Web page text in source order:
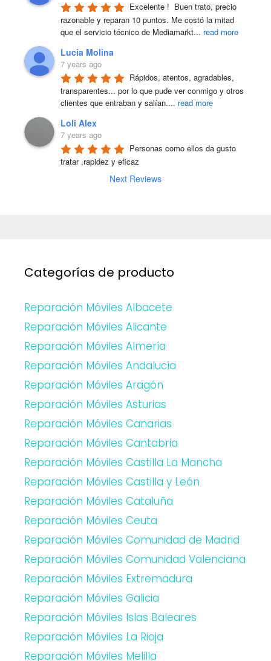
Excelente !  Buen trato, precio
razonable y reparan 10 puntos. Me costó la mitad
que el servicio técnico de Mediamarkt... read more
Lucia Molina
7 years ago
Rápidos, atentos, agradables,
transparentes... por lo que pude ver conmigo y otros
clientes que entraban y salían.... read more
Loli Alex
7 years ago
Personas como ellos da gusto
tratar ,rapidez y eficaz
Next Reviews
Categorías de producto
Reparación Móviles Albacete
Reparación Móviles Alicante
Reparación Móviles Almería
Reparación Móviles Andalucía
Reparación Móviles Aragón
Reparación Móviles Asturias
Reparación Móviles Canarias
Reparación Móviles Cantabria
Reparación Móviles Castilla La Mancha
Reparación Móviles Castilla y León
Reparación Móviles Cataluña
Reparación Móviles Ceuta
Reparación Móviles Comunidad de Madrid
Reparación Móviles Comunidad Valenciana
Reparación Móviles Extremadura
Reparación Móviles Galicia
Reparación Móviles Islas Baleares
Reparación Móviles La Rioja
Reparación Móviles Melilla